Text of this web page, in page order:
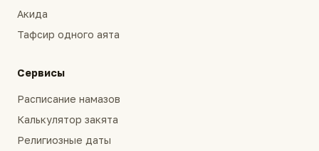
Акида
Тафсир одного аята
Сервисы
Расписание намазов
Калькулятор закята
Религиозные даты